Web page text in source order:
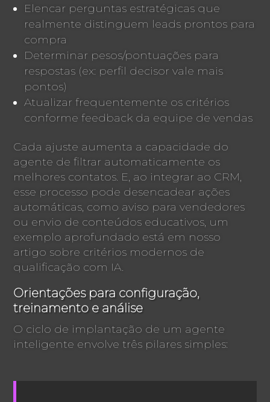
Elencar perguntas estratégicas que
realmente distinguem leads prontos para
compra
Determinar pesos/pontuações para
respostas (ex: perfil decisor vale mais
pontos)
Atualizar frequentemente os critérios
conforme feedback da equipe de vendas
Cada ajuste aumenta a capacidade do
agente de filtrar automaticamente os
melhores contatos. E, ao integrar ao CRM,
esse processo pode desencadear ações
automáticas, como aviso para vendedores
ou envio de conteúdos educativos, um
exemplo aprofundado está em nosso
artigo sobre critérios modernos de
qualificação com IA.
Orientações para configuração,
treinamento e análise
O ciclo de implantação de um agente
inteligente envolve três pilares simples: